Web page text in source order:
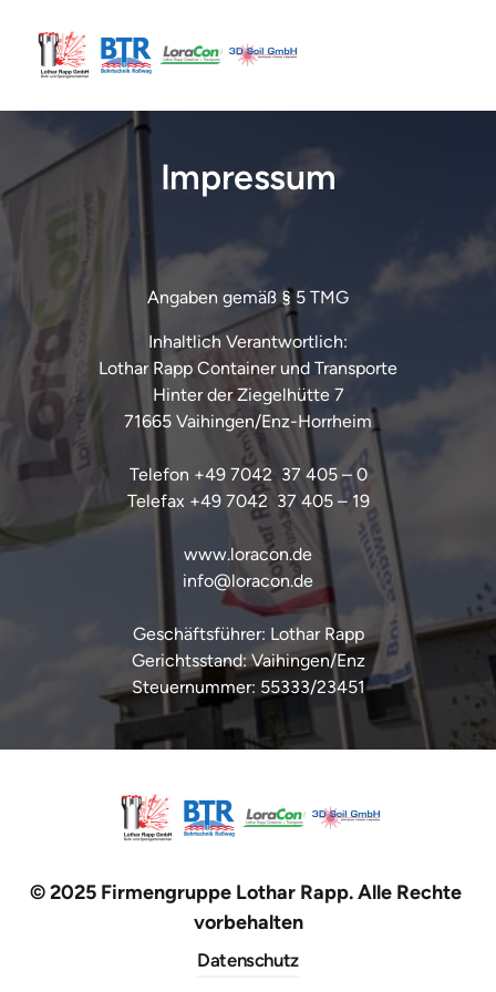
Impressum
Angaben gemäß § 5 TMG
Inhaltlich Verantwortlich:
Lothar Rapp Container und Transporte
Hinter der Ziegelhütte 7
71665 Vaihingen/Enz-Horrheim
Telefon +49 7042  37 405 – 0
Telefax +49 7042  37 405 – 19
www.loracon.de
info@loracon.de
Geschäftsführer: Lothar Rapp
Gerichtsstand: Vaihingen/Enz
© 2025 Firmengruppe Lothar Rapp. Alle Rechte
vorbehalten
Datenschutz